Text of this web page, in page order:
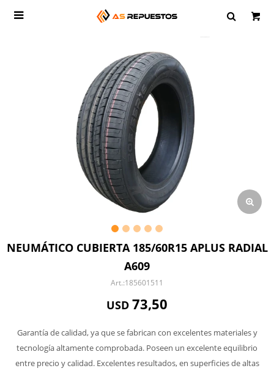

NEUMÁTICO CUBIERTA 185/60R15 APLUS RADIAL
A609
185601511
USD 73,50
Garantía de calidad, ya que se fabrican con excelentes materiales y
tecnología altamente comprobada. Poseen un excelente equilibrio
entre precio y calidad. Excelentes resultados, en superficies de altas